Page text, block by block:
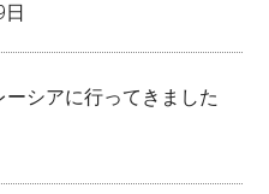
シアに行ってきました